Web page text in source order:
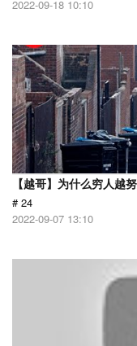
2022-09-18 10:10
【越哥】为什么穷人越
# 24
2022-09-07 13:10